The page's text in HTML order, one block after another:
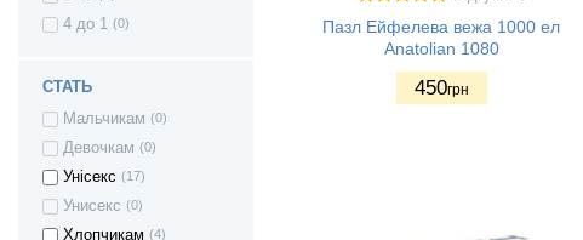
4 до 1 (0)
СТАТЬ
Мальчикам (0)
Девочкам (0)
Унісекс (17)
Унисекс (0)
Хлопчикам (4)
Пазл Ейфелева вежа 1000 ел
Anatolian 1080
450грн